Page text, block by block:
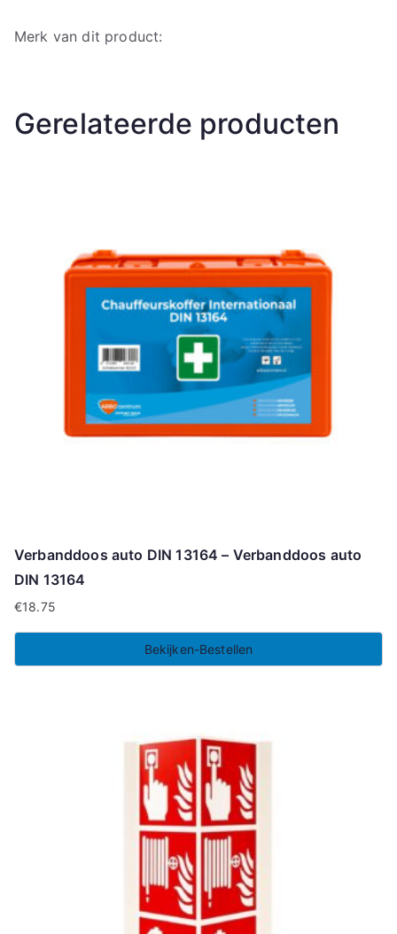
Merk van dit product:
Gerelateerde producten
Verbanddoos auto DIN 13164 – Verbanddoos auto
DIN 13164
€18.75
Bekijken-Bestellen